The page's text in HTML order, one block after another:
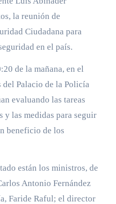
la reunión de
Ciudadana para
en el país.
de la mañana, en el
Palacio de la Policía
evaluando las tareas
y las medidas para seguir
beneficio de los
están los ministros, de
Antonio Fernández
Faride Raful; el director